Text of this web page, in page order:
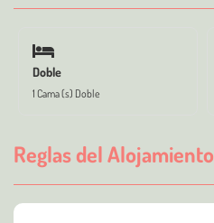
Doble
1 Cama (s) Doble
Reglas del Alojamiento